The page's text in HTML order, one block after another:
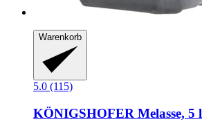
Warenkorb
5.0 (115)
KÖNIGSHOFER Melasse, 5 l